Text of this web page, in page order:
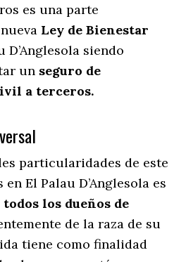
es una parte
Ley de Bienestar
D’Anglesola siendo
un seguro de
a terceros.
particularidades de este
El Palau D’Anglesola es
todos los dueños de
de la raza de su
tiene como finalidad